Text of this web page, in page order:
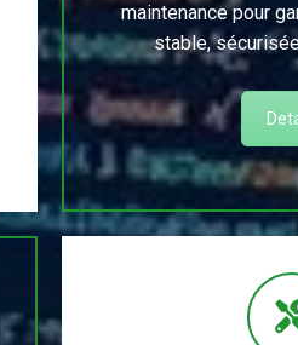
maintenance pour
stable,